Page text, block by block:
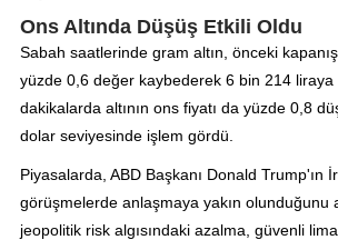
Ons Altında Düşüş Etkili Oldu
Sabah saatlerinde gram altın, önceki
yüzde 0,6 değer kaybederek 6 bin 214 liraya
dakikalarda altının ons fiyatı da yüzde 0,8
dolar seviyesinde işlem gördü.
Piyasalarda, ABD Başkanı Donald Trump'ın
görüşmelerde anlaşmaya yakın olunduğunu
jeopolitik risk algısındaki azalma, güvenli